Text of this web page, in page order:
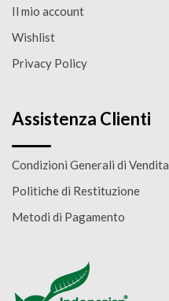
Il mio account
Wishlist
Privacy Policy
Assistenza Clienti
Condizioni Generali di Vendita
Politiche di Restituzione
Metodi di Pagamento